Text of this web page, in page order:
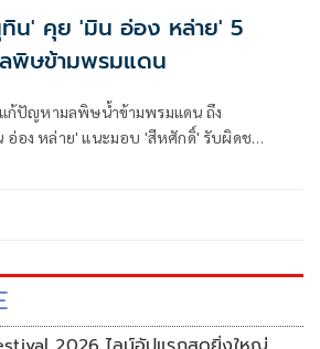
น' คุย 'มิน อ่อง หล่าย' 5
พิษข้ามพรมแดน
แก้ปัญหามลพิษน้ำข้ามพรมแดน ถึง
อง หล่าย' แนะมอบ 'สีหศักดิ์' รับผิดชอบ